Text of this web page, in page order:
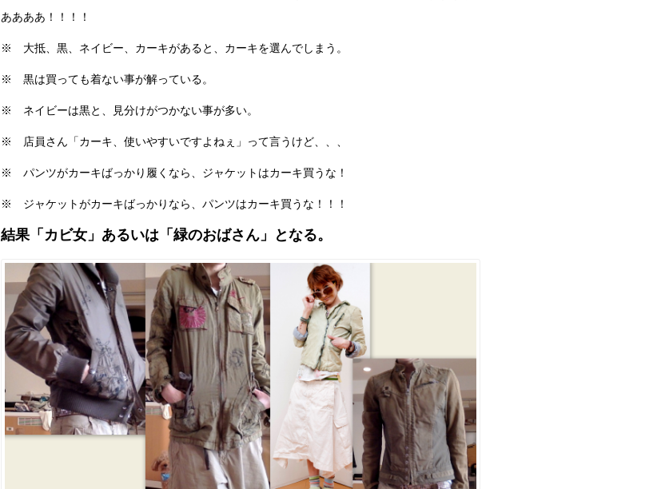
ああああ！！！！
※ 大抵、黒、ネイビー、カーキがあると、カーキを選んでしまう。
※ 黒は買っても着ない事が解っている。
※ ネイビーは黒と、見分けがつかない事が多い。
※ 店員さん「カーキ、使いやすいですよねぇ」って言うけど、、、
※ パンツがカーキばっかり履くなら、ジャケットはカーキ買うな！
※ ジャケットがカーキばっかりなら、パンツはカーキ買うな！！！
結果「カビ女」あるいは「緑のおばさん」となる。